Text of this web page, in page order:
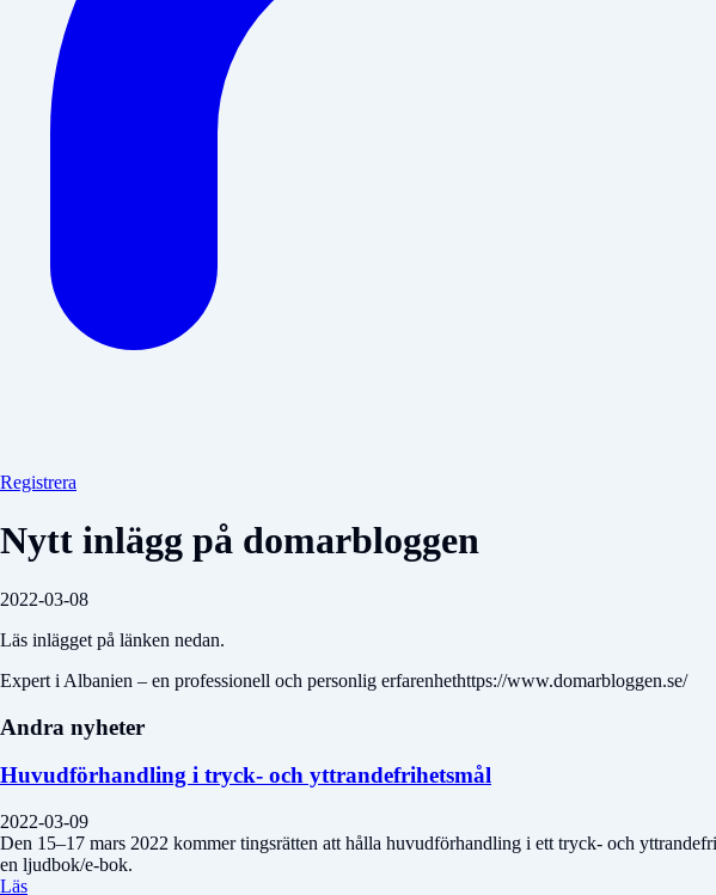
Registrera
Nytt inlägg på domarbloggen
2022-03-08
Läs inlägget på länken nedan.
Expert i Albanien – en professionell och personlig erfarenhethttps://www.domarbloggen.se/
Andra nyheter
Huvudförhandling i tryck- och yttrandefrihetsmål
2022-03-09
Den 15–17 mars 2022 kommer tingsrätten att hålla huvudförhandling i ett tryck- och
en ljudbok/e-bok.
Läs